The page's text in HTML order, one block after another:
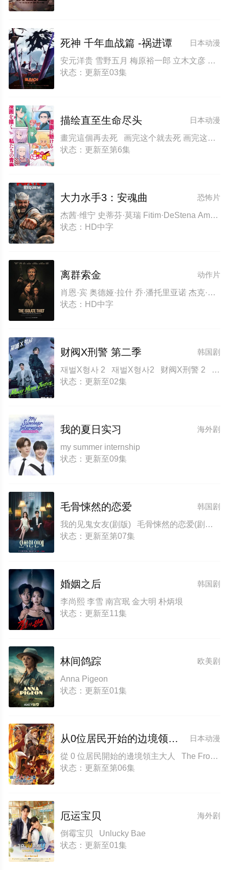
日本动漫
死神 千年血战篇 -祸进谭
安元洋贵 雪野五月 梅原裕一郎 立木文彦 樫井笙人 稻田彻 大塚明夫 高木涉 桑岛法子 伊藤健太郎 杉田智和 丰口惠美 菅生隆之 三木真一郎 朴璐美 折笠富美子 森田成一 市来光弘 武内骏辅 置鲇龙太郎 Noriaki Sugiyama 小山刚志 诹访部顺一 小野坂昌也 松冈由贵 石川英郎 速水奖 长嶝高士 高木礼子 清都亚里沙 石冢小夜里
状态：更新至03集
日本动漫
描绘直至生命尽头
畫完這個再去死 画完这个就去死 画完这个再去死 Draw This Then Die!
状态：更新至第6集
恐怖片
大力水手3：安魂曲
杰茜·维宁 史蒂芬·莫瑞 Fitim·DeStena Amy·Gibbons Jack·Hyde Will·Middleton Christopher·Morley Lara·Sas Juliette·Smith Mark·Tunstall
状态：HD中字
动作片
离群索金
肖恩·宾 奥德娅·拉什 乔·潘托里亚诺 杰克·凯西 泰·辛普金斯 麦肯吉·弗依 马丁·桑斯梅耶 Philip·McDermott·Young Mark·Alan·Jaeger Bryan·Martin
状态：HD中字
韩国剧
财阀X刑警 第二季
재벌X형사 2 재벌X형사2 财阀X刑警 2 财阀X刑警2 Flex x Cop2 纨绔子弟(韩国版)
状态：更新至02集
海外剧
我的夏日实习
my summer internship
状态：更新至09集
韩国剧
毛骨悚然的恋爱
我的见鬼女友(剧版) 毛骨悚然的恋爱(剧版) 오싹한 연애: 나를 찾아줘 Chilling Romance: Find Me Chilling Romance Spellbound Spooky in Love
状态：更新至第07集
韩国剧
婚姻之后
李尚熙 李雪 南宫珉 金大明 朴炳垠
状态：更新至11集
欧美剧
林间鸽踪
Anna Pigeon
状态：更新至01集
日本动漫
从0位居民开始的边境领主大人
從 0 位居民開始的邊境領主大人 The Frontier Lord Begins with Zero Subjects
状态：更新至第06集
海外剧
厄运宝贝
倒霉宝贝 Unlucky Bae
状态：更新至01集